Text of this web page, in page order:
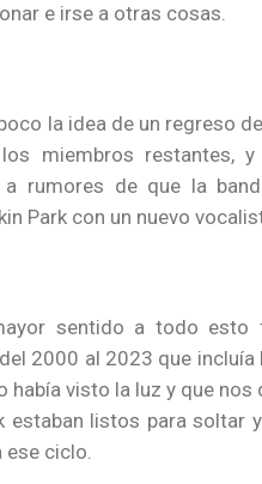
e irse a otras cosas.
la idea de un regreso
miembros restantes,
rumores de que la
Park con un nuevo
sentido a todo esto
2000 al 2023 que incluía
había visto la luz y que
estaban listos para soltar
ese ciclo.